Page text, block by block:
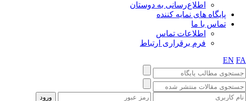
اطلاع‌رسانی به دوستان
پایگاه های نمایه کننده
تماس با ما
اطلاعات تماس
فرم برقراری ارتباط
EN FA